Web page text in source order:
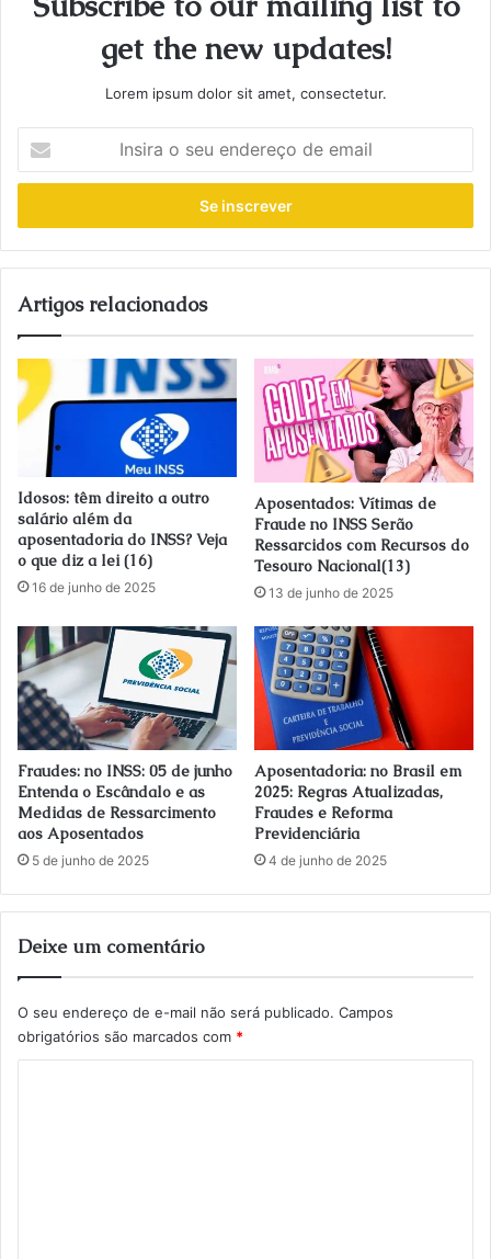
get the new updates!
Lorem ipsum dolor sit amet, consectetur.
seu
de
email
Artigos relacionados
Idosos: têm direito a outro
salário além da
aposentadoria do INSS? Veja
o que diz a lei (16)
16 de junho de 2025
Aposentados: Vítimas de
Fraude no INSS Serão
Ressarcidos com Recursos do
Tesouro Nacional(13)
13 de junho de 2025
Fraudes: no INSS: 05 de junho
Entenda o Escândalo e as
Medidas de Ressarcimento
aos Aposentados
5 de junho de 2025
Aposentadoria: no Brasil em
2025: Regras Atualizadas,
Fraudes e Reforma
Previdenciária
4 de junho de 2025
Deixe um comentário
O seu endereço de e-mail não será publicado. Campos
obrigatórios são marcados com *